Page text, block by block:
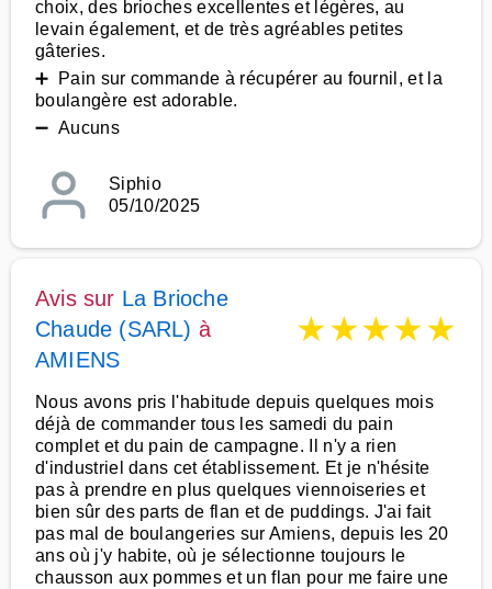
choix, des brioches excellentes et légères, au
levain également, et de très agréables petites
gâteries.
➕ Pain sur commande à récupérer au fournil, et la
boulangère est adorable.
➖ Aucuns
Siphio
05/10/2025
Avis sur La Brioche
Chaude (SARL) à
AMIENS
★★★★★
Nous avons pris l'habitude depuis quelques mois
déjà de commander tous les samedi du pain
complet et du pain de campagne. Il n'y a rien
d'industriel dans cet établissement. Et je n'hésite
pas à prendre en plus quelques viennoiseries et
bien sûr des parts de flan et de puddings. J'ai fait
pas mal de boulangeries sur Amiens, depuis les 20
ans où j'y habite, où je sélectionne toujours le
chausson aux pommes et un flan pour me faire une